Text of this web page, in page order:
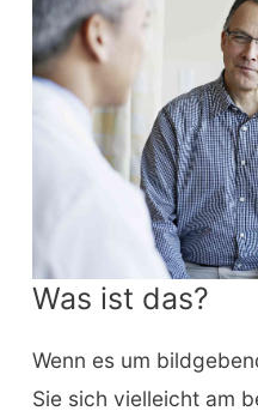
Was ist das?
Wenn es um
Sie sich vielleicht am